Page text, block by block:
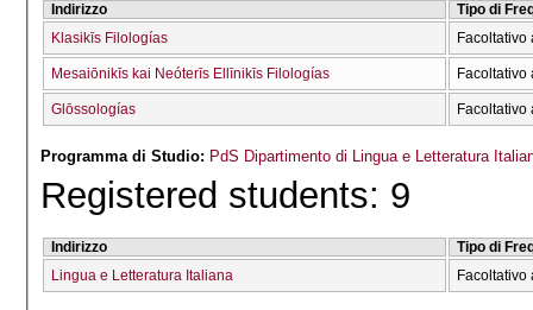
Indirizzo
Tipo di
Klasikīs Filologías
Facoltativo
Mesaiōnikīs kai Neóterīs Ellīnikīs Filologías Facoltativo
Glōssologías Facoltativo
Programma di Studio: PdS Dipartimento di Lingua e Letteratura
Registered students: 9
Indirizzo
Tipo di
Lingua e Letteratura Italiana
Facoltativo